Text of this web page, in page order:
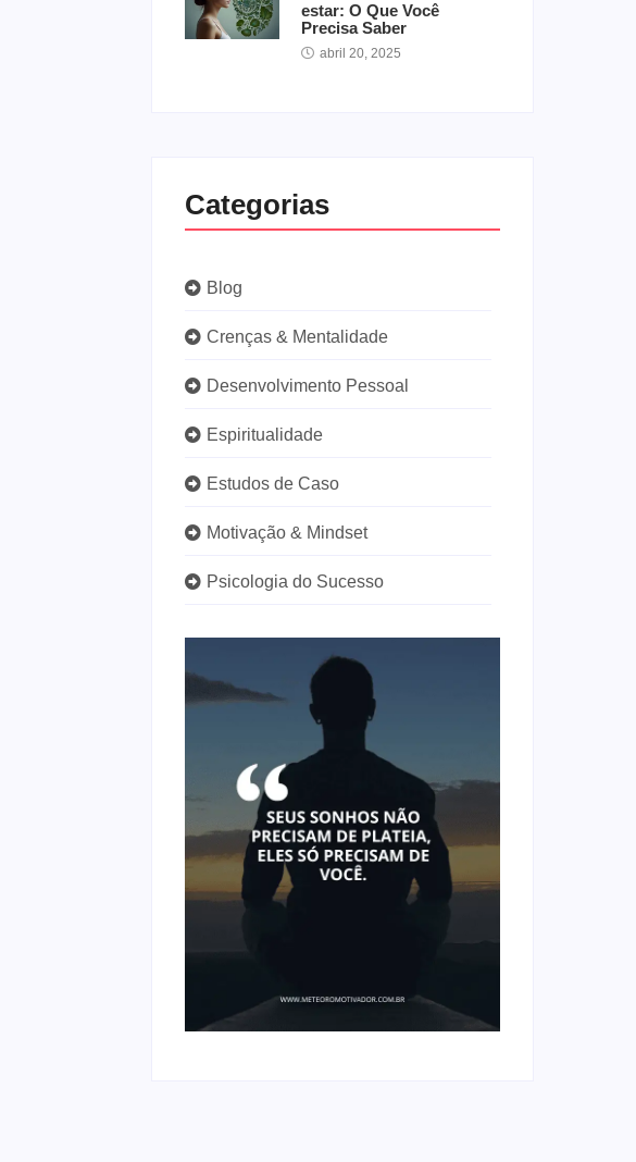
estar: O Que Você
Precisa Saber
abril 20, 2025
Categorias
Blog
Crenças & Mentalidade
Desenvolvimento Pessoal
Espiritualidade
Estudos de Caso
Motivação & Mindset
Psicologia do Sucesso